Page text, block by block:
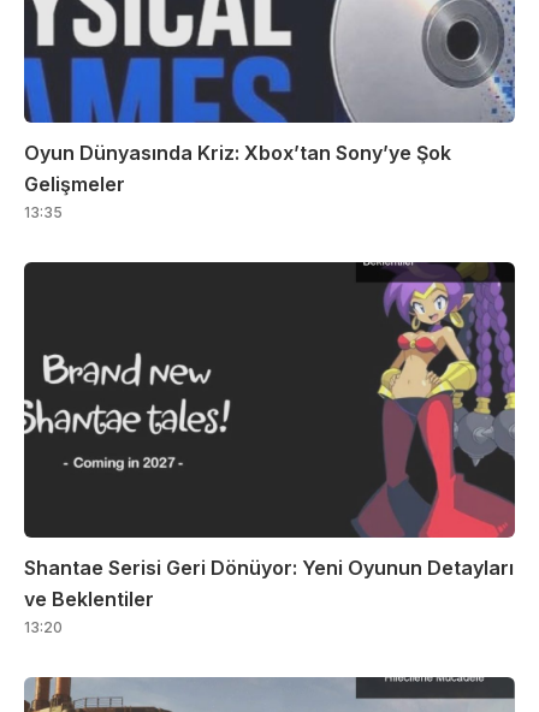
Oyun Dünyasında Kriz: Xbox’tan Sony’ye Şok
Gelişmeler
13:35
Shantae Serisi Geri Dönüyor: Yeni Oyunun Detayları
ve Beklentiler
13:20